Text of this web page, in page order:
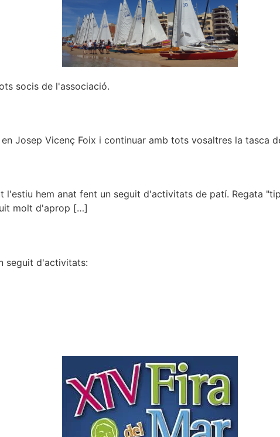
socis de l'associació.
Josep Vicenç Foix i continuar amb tots vosaltres la tasca
l'estiu hem anat fent un seguit d'activitats de patí. Regata
molt d'aprop […]
seguit d'activitats: